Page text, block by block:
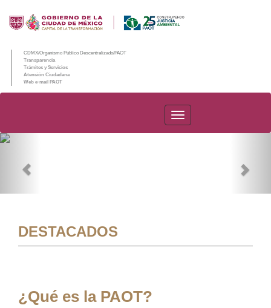
CDMX/Organismo Público Descentralizado/PAOT
Transparencia
Trámites y Servicios
Atención Ciudadana
Web e-mail PAOT
PAOT
DESTACADOS
¿Qué es la PAOT?